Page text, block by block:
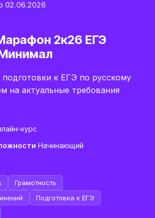
02.06.2026
2к26 ЕГЭ
к ЕГЭ по русскому
на актуальные требования
курс
Начинающий
Грамотность
Подготовка к ЕГЭ